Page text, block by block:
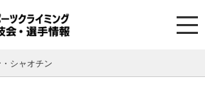
シャオチン